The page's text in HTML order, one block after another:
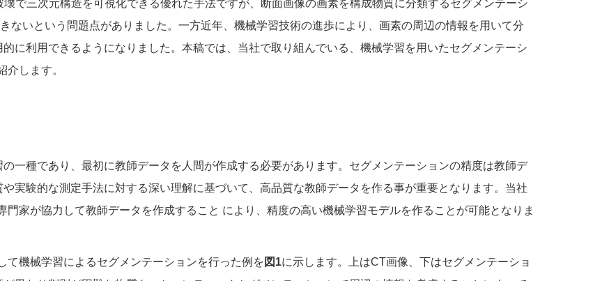
で三次元構造を可視化できる優れた手法ですが、断面画像の画素を構成物質に分類するセグメンテーシ
ないという問題点がありました。一方近年、機械学習技術の進歩により、画素の周辺の情報を用いて分
に利用できるようになりました。本稿では、当社で取り組んでいる、機械学習を用いたセグメンテーシ
介します。
一種であり、最初に教師データを人間が作成する必要があります。セグメンテーションの精度は教師デ
実験的な測定手法に対する深い理解に基づいて、高品質な教師データを作る事が重要となります。当社
家が協力して教師データを作成すること により、精度の高い機械学習モデルを作ることが可能となりま
て機械学習によるセグメンテーションを行った例を 図1に示します。上はCT画像、下はセグメンテーショ